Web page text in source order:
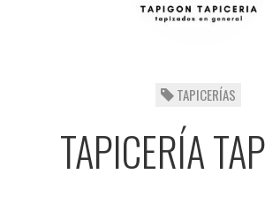
TAPICERÍAS
TAPICERÍA